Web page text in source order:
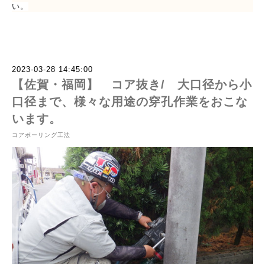
い。
2023-03-28 14:45:00
【佐賀・福岡】 コア抜き/ 大口径から小
口径まで、様々な用途の穿孔作業をおこな
います。
コアボーリング工法